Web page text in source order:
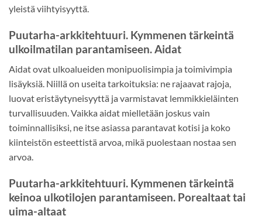
yleistä viihtyisyyttä.
Puutarha-arkkitehtuuri. Kymmenen tärkeintä
ulkoilmatilan parantamiseen. Aidat
Aidat ovat ulkoalueiden monipuolisimpia ja toimivimpia
lisäyksiä. Niillä on useita tarkoituksia: ne rajaavat rajoja,
luovat eristäytyneisyyttä ja varmistavat lemmikkieläinten
turvallisuuden. Vaikka aidat mielletään joskus vain
toiminnallisiksi, ne itse asiassa parantavat kotisi ja koko
kiinteistön esteettistä arvoa, mikä puolestaan nostaa sen
arvoa.
Puutarha-arkkitehtuuri. Kymmenen tärkeintä
keinoa ulkotilojen parantamiseen. Porealtaat tai
uima-altaat